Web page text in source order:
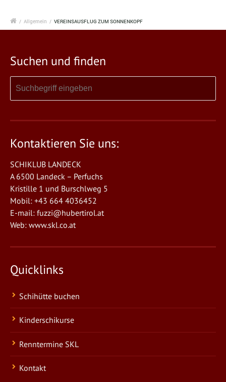
/ Allgemein / VEREINSAUSFLUG ZUM SONNENKOPF
Suchen und finden
Kontaktieren Sie uns:
SCHIKLUB LANDECK
A 6500 Landeck – Perfuchs
Kristille 1 und Burschlweg 5
Mobil: +43 664 4036452
E-mail: fuzzi@hubertirol.at
Web: www.skl.co.at
Quicklinks
Schihütte buchen
Kinderschikurse
Renntermine SKL
Kontakt